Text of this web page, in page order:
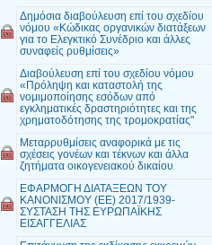
Δημόσια διαβούλευση επί του σχεδίου
νόμου «Κώδικας οργανικών διατάξεων
για το Ελεγκτικό Συνέδριο και άλλες
συναφείς ρυθμίσεις»
Διαβούλευση επί του σχεδίου νόμου
«Πρόληψη και καταστολή της
νομιμοποίησης εσόδων από
εγκληματικές δραστηριότητες και της
χρηματοδότησης της τρομοκρατίας"
Μεταρρυθμίσεις αναφορικά με τις
σχέσεις γονέων και τέκνων και άλλα
ζητήματα οικογενειακού δικαίου
EΦΑΡΜΟΓΗ ΔΙΑΤΑΞΕΩΝ ΤΟΥ
ΚΑΝΟΝΙΣΜΟΥ (ΕΕ) 2017/1939-
ΣΥΣΤΑΣΗ ΤΗΣ ΕΥΡΩΠΑΪΚΗΣ
ΕΙΣΑΓΓΕΛΙΑΣ